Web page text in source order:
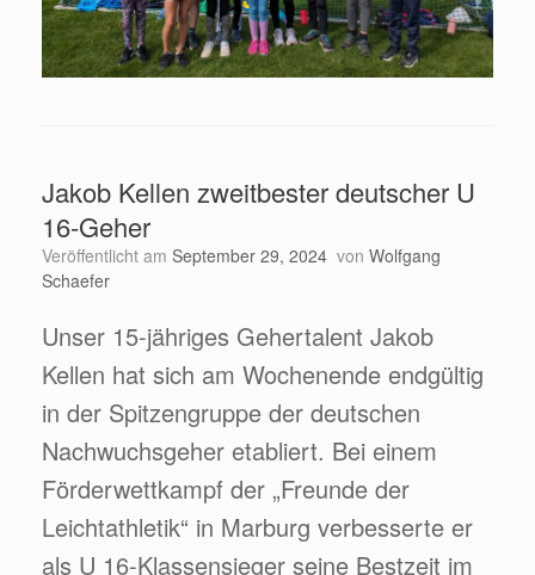
Jakob Kellen zweitbester deutscher U
16-Geher
Veröffentlicht am September 29, 2024 von Wolfgang
Schaefer
Unser 15-jähriges Gehertalent Jakob
Kellen hat sich am Wochenende endgültig
in der Spitzengruppe der deutschen
Nachwuchsgeher etabliert. Bei einem
Förderwettkampf der „Freunde der
Leichtathletik“ in Marburg verbesserte er
als U 16-Klassensieger seine Bestzeit im